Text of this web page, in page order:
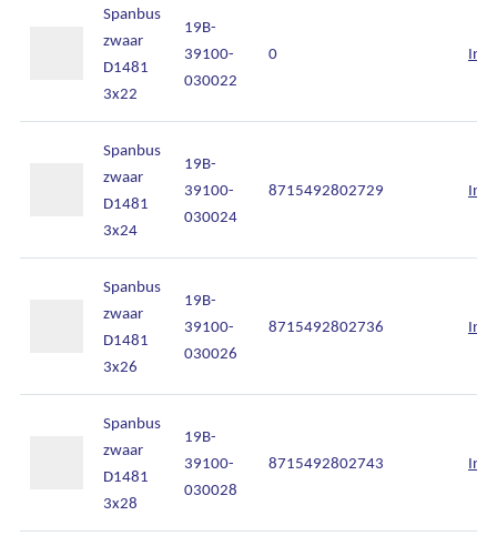
Spanbus
zwaar
D1481
3x22
19B-
39100-
030022
0
Spanbus
zwaar
D1481
3x24
19B-
39100-
030024
8715492802729
Spanbus
zwaar
D1481
3x26
19B-
39100-
030026
8715492802736
Spanbus
zwaar
D1481
3x28
19B-
39100-
030028
8715492802743